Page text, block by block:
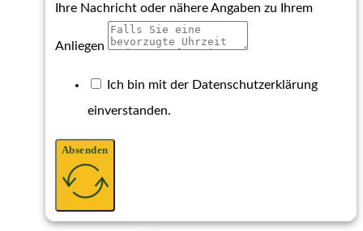
Ihre Nachricht oder nähere Angaben zu Ihrem
Anliegen
Ich bin mit der Datenschutzerklärung
einverstanden.
Absenden